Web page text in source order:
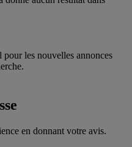
les nouvelles annonces
en donnant votre avis.